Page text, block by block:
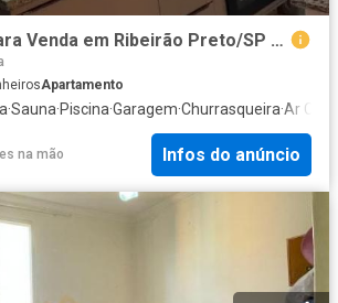
Apartamento para Venda em Ribeirão Preto/SP Sumarezinho 3 Quartos
Apartamento
·Sauna·Piscina·Garagem·Churrasqueira·Ar
na mão Infos do anúncio